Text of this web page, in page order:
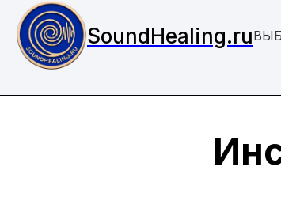
SoundHealing.ru